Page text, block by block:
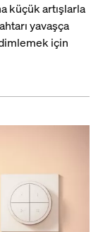
küçük artışlarla
yavaşça
için